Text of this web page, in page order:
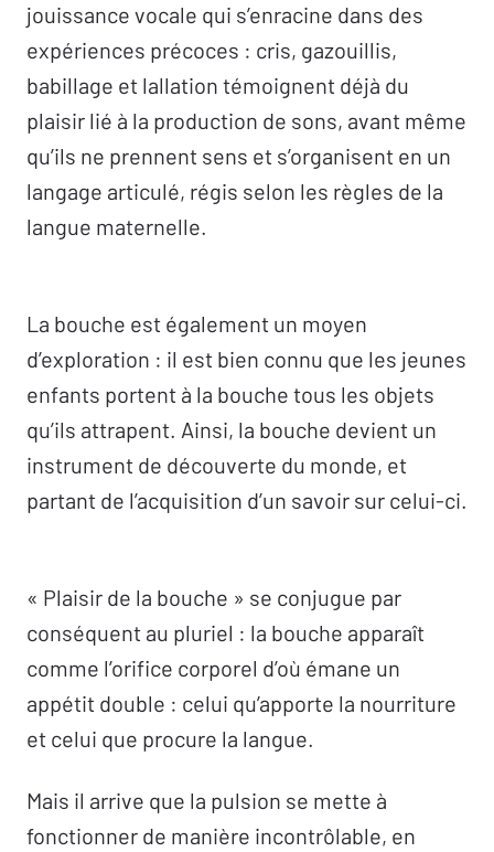
jouissance vocale qui s’enracine dans des
expériences précoces : cris, gazouillis,
babillage et lallation témoignent déjà du
plaisir lié à la production de sons, avant même
qu’ils ne prennent sens et s’organisent en un
langage articulé, régis selon les règles de la
langue maternelle.
La bouche est également un moyen
d’exploration : il est bien connu que les jeunes
enfants portent à la bouche tous les objets
qu’ils attrapent. Ainsi, la bouche devient un
instrument de découverte du monde, et
partant de l’acquisition d’un savoir sur celui-ci.
« Plaisir de la bouche » se conjugue par
conséquent au pluriel : la bouche apparaît
comme l’orifice corporel d’où émane un
appétit double : celui qu’apporte la nourriture
et celui que procure la langue.
Mais il arrive que la pulsion se mette à
fonctionner de manière incontrôlable, en